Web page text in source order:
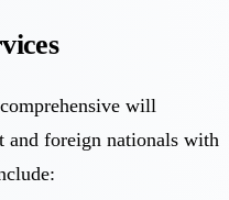
will
foreign nationals with